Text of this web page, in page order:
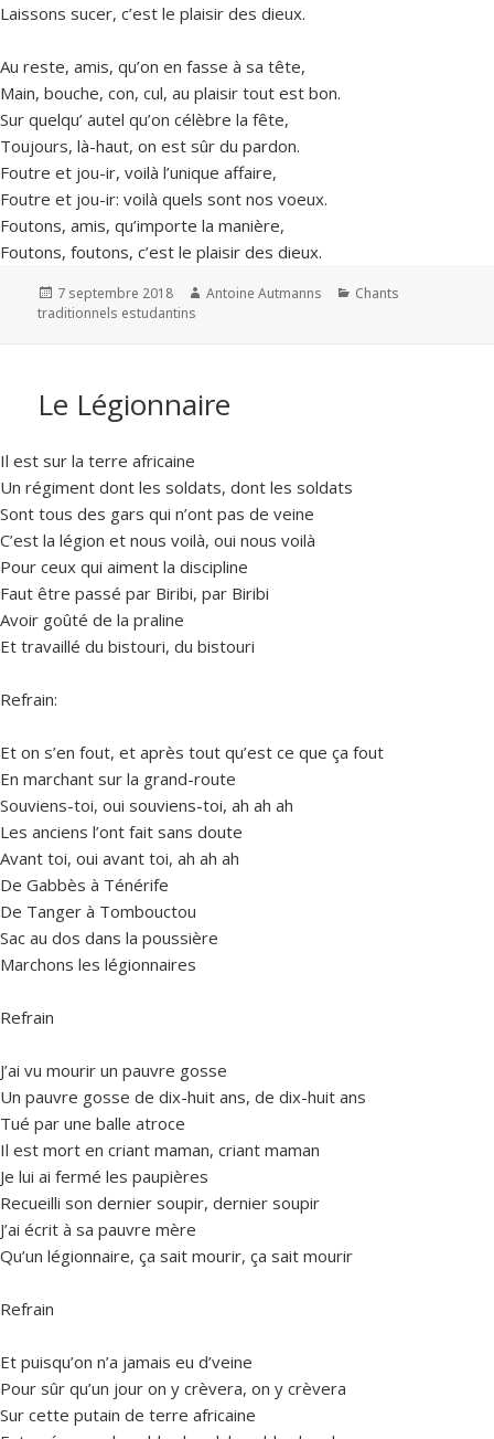
Laissons sucer, c’est le plaisir des dieux.
Au reste, amis, qu’on en fasse à sa tête,
Main, bouche, con, cul, au plaisir tout est bon.
Sur quelqu’ autel qu’on célèbre la fête,
Toujours, là-haut, on est sûr du pardon.
Foutre et jou-ir, voilà l’unique affaire,
Foutre et jou-ir: voilà quels sont nos voeux.
Foutons, amis, qu’importe la manière,
Foutons, foutons, c’est le plaisir des dieux.
Publié
le
7 septembre 2018 Auteur
Antoine Autmanns Catégories
Chants
traditionnels estudantins
Le Légionnaire
Il est sur la terre africaine
Un régiment dont les soldats, dont les soldats
Sont tous des gars qui n’ont pas de veine
C’est la légion et nous voilà, oui nous voilà
Pour ceux qui aiment la discipline
Faut être passé par Biribi, par Biribi
Avoir goûté de la praline
Et travaillé du bistouri, du bistouri
Refrain:
Et on s’en fout, et après tout qu’est ce que ça fout
En marchant sur la grand-route
Souviens-toi, oui souviens-toi, ah ah ah
Les anciens l’ont fait sans doute
Avant toi, oui avant toi, ah ah ah
De Gabbès à Ténérife
De Tanger à Tombouctou
Sac au dos dans la poussière
Marchons les légionnaires
Refrain
J’ai vu mourir un pauvre gosse
Un pauvre gosse de dix-huit ans, de dix-huit ans
Tué par une balle atroce
Il est mort en criant maman, criant maman
Je lui ai fermé les paupières
Recueilli son dernier soupir, dernier soupir
J’ai écrit à sa pauvre mère
Qu’un légionnaire, ça sait mourir, ça sait mourir
Refrain
Et puisqu’on n’a jamais eu d’veine
Pour sûr qu’un jour on y crèvera, on y crèvera
Sur cette putain de terre africaine